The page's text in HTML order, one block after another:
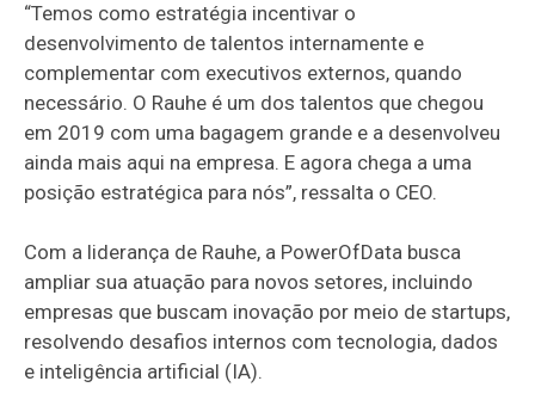
“Temos como estratégia incentivar o
desenvolvimento de talentos internamente e
complementar com executivos externos, quando
necessário. O Rauhe é um dos talentos que chegou
em 2019 com uma bagagem grande e a desenvolveu
ainda mais aqui na empresa. E agora chega a uma
posição estratégica para nós”, ressalta o CEO.
Com a liderança de Rauhe, a PowerOfData busca
ampliar sua atuação para novos setores, incluindo
empresas que buscam inovação por meio de startups,
resolvendo desafios internos com tecnologia, dados
e inteligência artificial (IA).